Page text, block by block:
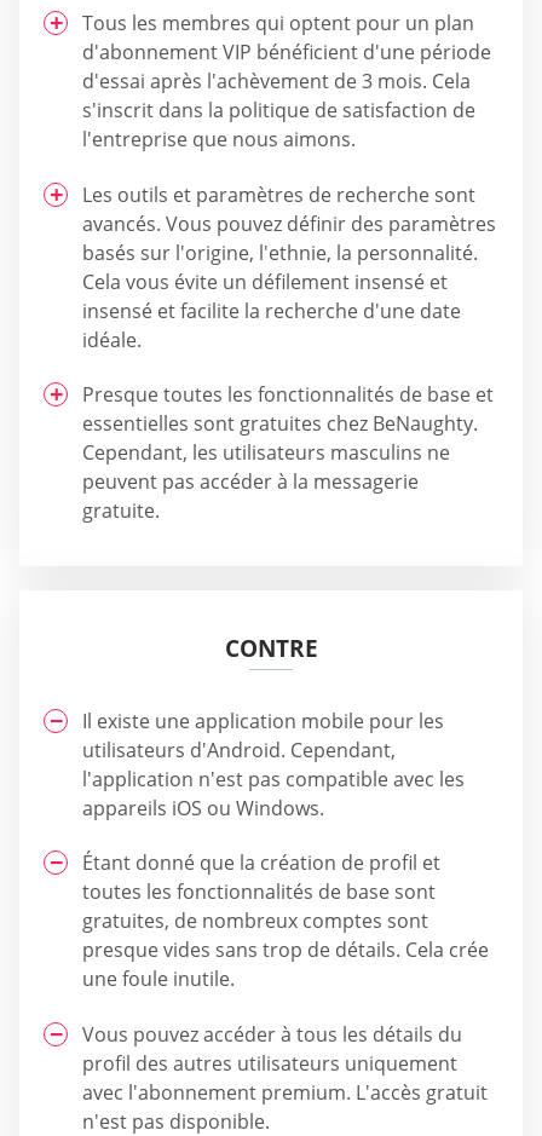
Tous les membres qui optent pour un plan
d'abonnement VIP bénéficient d'une période
d'essai après l'achèvement de 3 mois. Cela
s'inscrit dans la politique de satisfaction de
l'entreprise que nous aimons.
Les outils et paramètres de recherche sont
avancés. Vous pouvez définir des paramètres
basés sur l'origine, l'ethnie, la personnalité.
Cela vous évite un défilement insensé et
insensé et facilite la recherche d'une date
idéale.
Presque toutes les fonctionnalités de base et
essentielles sont gratuites chez BeNaughty.
Cependant, les utilisateurs masculins ne
peuvent pas accéder à la messagerie
gratuite.
CONTRE
Il existe une application mobile pour les
utilisateurs d'Android. Cependant,
l'application n'est pas compatible avec les
appareils iOS ou Windows.
Étant donné que la création de profil et
toutes les fonctionnalités de base sont
gratuites, de nombreux comptes sont
presque vides sans trop de détails. Cela crée
une foule inutile.
Vous pouvez accéder à tous les détails du
profil des autres utilisateurs uniquement
avec l'abonnement premium. L'accès gratuit
n'est pas disponible.